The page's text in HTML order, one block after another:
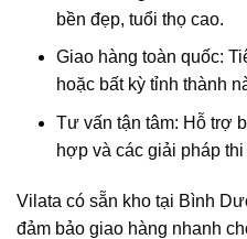
bền đẹp, tuổi thọ cao.
Giao hàng toàn quốc:
hoặc bất kỳ tỉnh thành
Tư vấn tận tâm: Hỗ trợ
hợp và các giải pháp
Vilata có sẵn kho tại Bình
đảm bảo giao hàng nhanh